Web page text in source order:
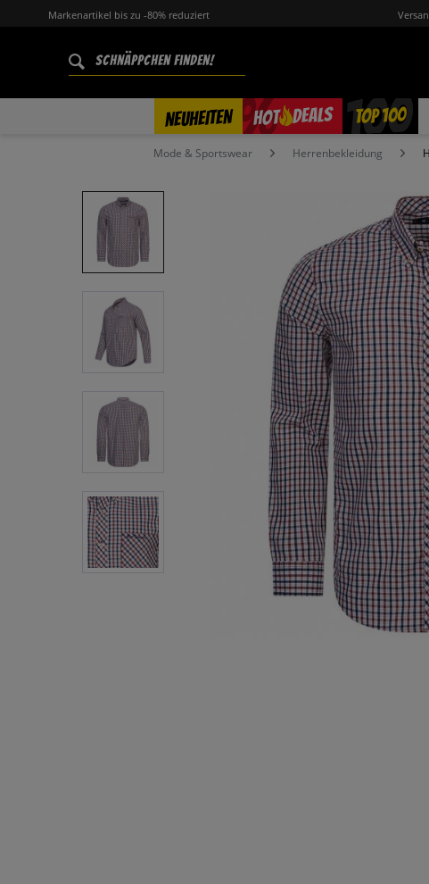
Markenartikel bis zu -80% reduziert
NEUHEITEN HOT DEALS
% TOP 100
Mode & Sportswear Herrenbekleidung